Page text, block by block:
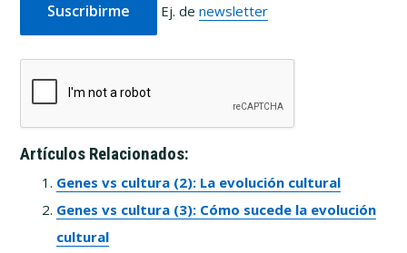
Ej. denewsletter
Artículos Relacionados:
Genes vs cultura (2): La evolución cultural
Genes vs cultura (3): Cómo sucede la evolución
cultural